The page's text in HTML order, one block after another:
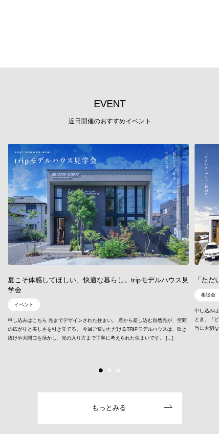
EVENT
近日開催のおすすめイベント
夏こそ体感してほしい、快適な暮らし。tripモデルハウス見
学会
イベント
申し込みはこちら 光までデザインされた住まい。 窓から差し込む自然光が、空間
の広がりと美しさを引き立てる。 今回ご覧いただけるTRIPモデルハウスは、吹き
抜けや大開口を活かし、光の入り方まで丁寧に考えられた住まいです。 […]
「た
相談会
申し込み
とき、「
当に大切
もっとみる